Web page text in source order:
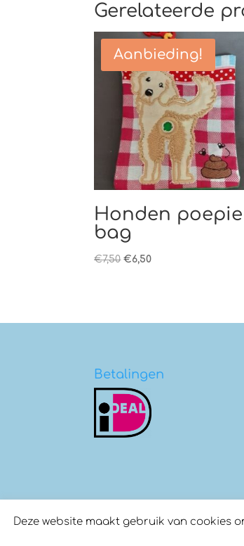
Gerelateerde
Aanbieding!
Honden poepie
bag
€7,50 Oorspronkelijke
€6,50Huidige
Betalingen
Deze website maakt gebruik van cookies